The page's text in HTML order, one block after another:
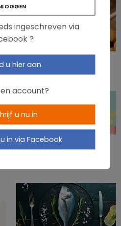
Tryptofaan in noten: goed voor het
ingeschreven via
?
u hier aan
account?
u nu in
in via Facebook